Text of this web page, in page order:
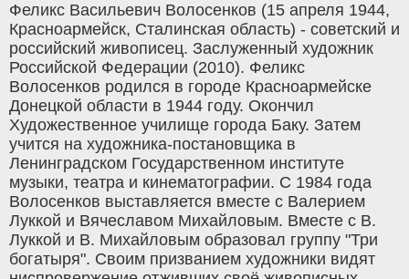
Феликс Васильевич Волосенков (15 апреля 1944,
Красноармейск, Сталинская область) - советский и
российский живописец. Заслуженный художник
Российской Федерации (2010). Феликс
Волосенков родился в городе Красноармейске
Донецкой области в 1944 году. Окончил
Художественное училище города Баку. Затем
учится на художника-постановщика в
Ленинградском Государственном институте
музыки, театра и кинематографии. С 1984 года
Волосенков выставляется вместе с Валерием
Луккой и Вячеславом Михайловым. Вместе с В.
Луккой и В. Михайловым образовал группу "Три
богатыря". Своим призванием художники видят